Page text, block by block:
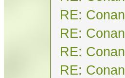
RE: Conan
RE: Conan
RE: Conan
RE: Conan